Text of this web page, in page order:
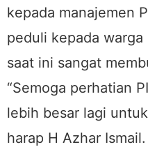
kepada manajemen
peduli kepada
saat ini sangat
“Semoga perhatian
lebih besar lagi
harap H Azhar Ismail.